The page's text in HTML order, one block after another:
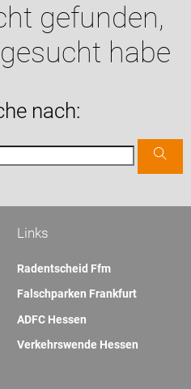
gefunden,
habe
nach:
Links
Radentscheid Ffm
Falschparken Frankfurt
ADFC Hessen
Verkehrswende Hessen